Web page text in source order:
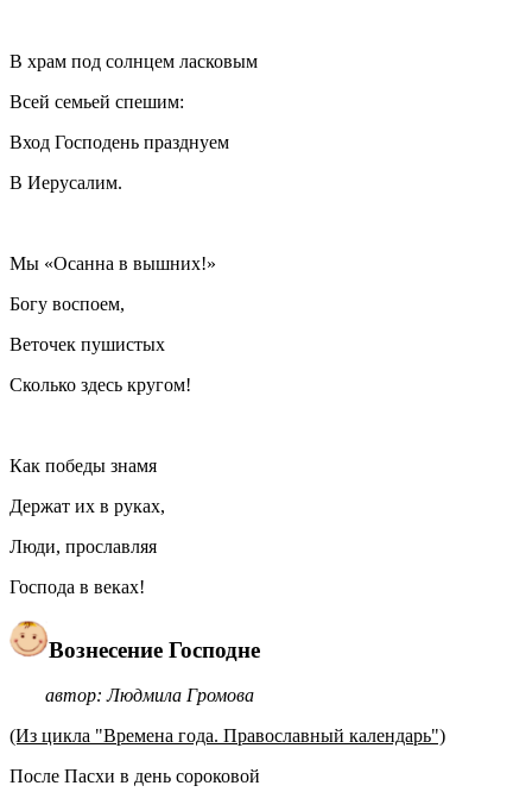
В храм под солнцем ласковым
Всей семьей спешим:
Вход Господень празднуем
В Иерусалим.
Мы «Осанна в вышних!»
Богу воспоем,
Веточек пушистых
Сколько здесь кругом!
Как победы знамя
Держат их в руках,
Люди, прославляя
Господа в веках!
Вознесение Господне
автор: Людмила Громова
(Из цикла "Времена года. Православный календарь")
После Пасхи в день сороковой